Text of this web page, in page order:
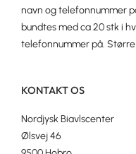
navn og telefonnummer
bundtes med ca 20 stk i
telefonnummer på.
KONTAKT OS
Nordjysk Biavlscenter
Ølsvej 46